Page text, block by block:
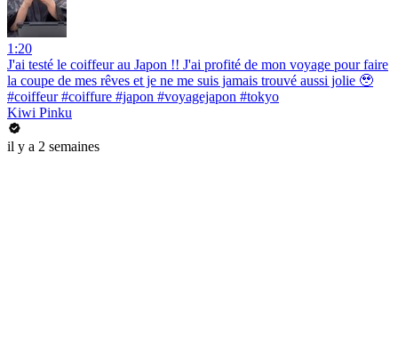
1:20
J'ai testé le coiffeur au Japon !! J'ai profité de mon voyage pour faire
la coupe de mes rêves et je ne me suis jamais trouvé aussi jolie 🥹
#coiffeur #coiffure #japon #voyagejapon #tokyo
Kiwi Pinku
il y a 2 semaines